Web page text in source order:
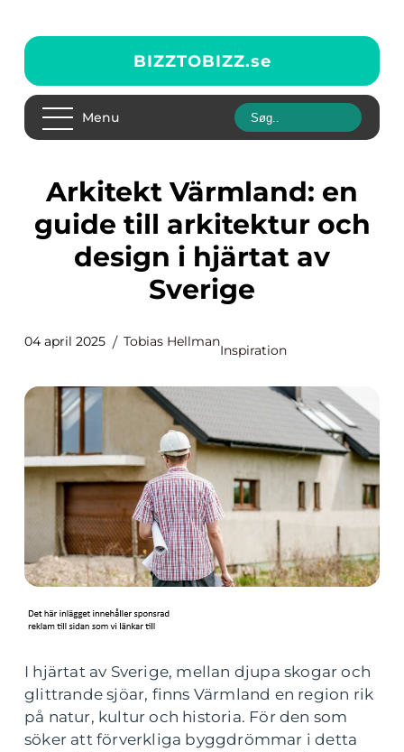
BIZZTOBIZZ.se
Menu
Arkitekt Värmland: en
guide till arkitektur och
design i hjärtat av
Sverige
04 april 2025 Tobias Hellman
Inspiration
I hjärtat av Sverige, mellan djupa skogar och
glittrande sjöar, finns Värmland en region rik
på natur, kultur och historia. För den som
söker att förverkliga byggdrömmar i detta